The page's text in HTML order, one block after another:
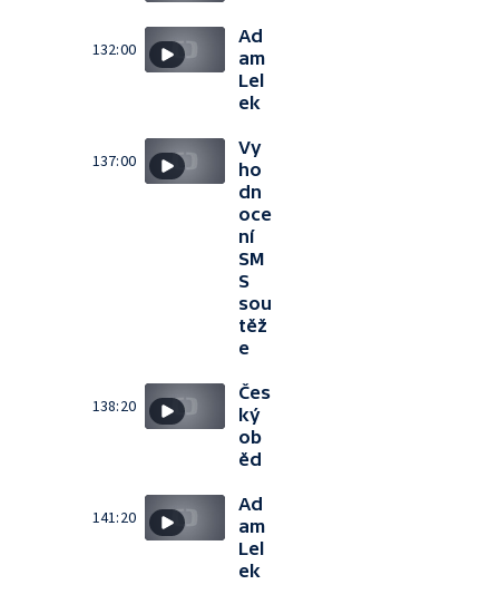
132:00
Ad
am
Lel
ek
137:00
Vy
ho
dn
oce
ní
SM
S
sou
těž
e
138:20
Čes
ký
ob
ěd
141:20
Ad
am
Lel
ek